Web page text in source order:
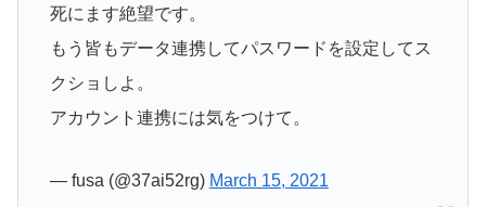
死にます絶望です。
もう皆もデータ連携してパスワードを設定してス
クショしよ。
アカウント連携には気をつけて。
— fusa (@37ai52rg) March 15, 2021